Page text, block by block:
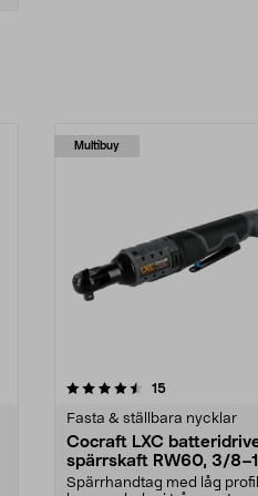
Multibuy
15recensioner
Fasta & ställbara nycklar
Cocraft LXC
spärrskaft RW60, 3/
tum, 18 V
Spärrhandtag med låg
4.0 av 5 stjärnor